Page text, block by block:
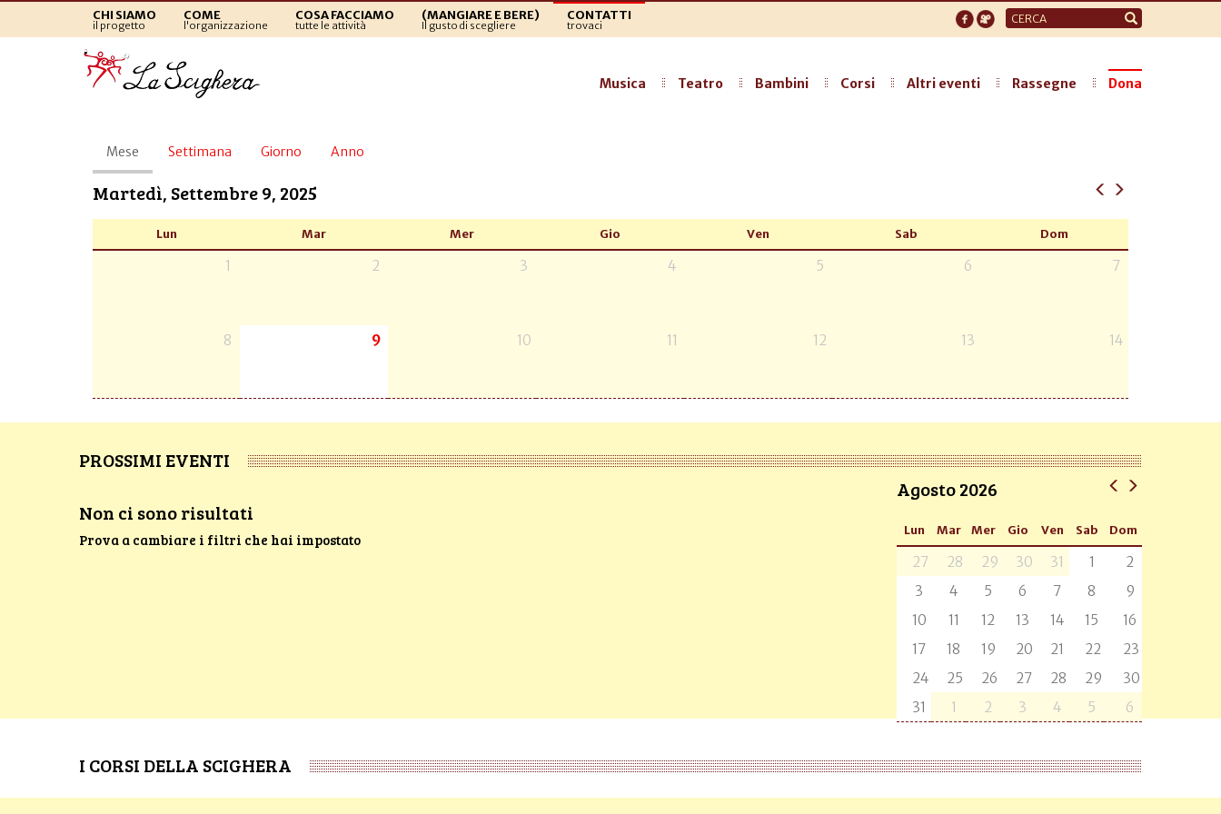
CHI SIAMO
il progetto
COME
l'organizzazione
COSA FACCIAMO
tutte le attività
(MANGIARE E BERE)
Il gusto di scegliere
CONTATTI
trovaci
Form
di
Musica Teatro Bambini Corsi Altri eventi Rassegne Dona
Schede
primarie
Mese (scheda
attiva)
Settimana Giorno Anno
Martedì, Settembre 9, 2025
Lun Mar Mer Gio Ven Sab Dom
1 2 3 4 5 6 7
8 9 10 11 12 13 14
PROSSIMI EVENTI
Non ci sono risultati
Prova a cambiare i filtri che hai impostato
Agosto 2026
Lun Mar Mer Gio Ven Sab Dom
27 28 29 30 31 1
2
3
4 5 6 7 8
9
10
11 12 13 14 15
16
17
18 19 20 21 22
23
24
25 26 27 28 29
30
31
1 2 3 4 5 6
I CORSI DELLA SCIGHERA